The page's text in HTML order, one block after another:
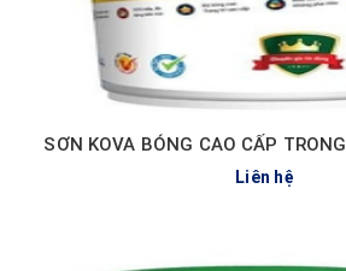
SƠN KOVA BÓNG CAO CẤP
Liên hệ